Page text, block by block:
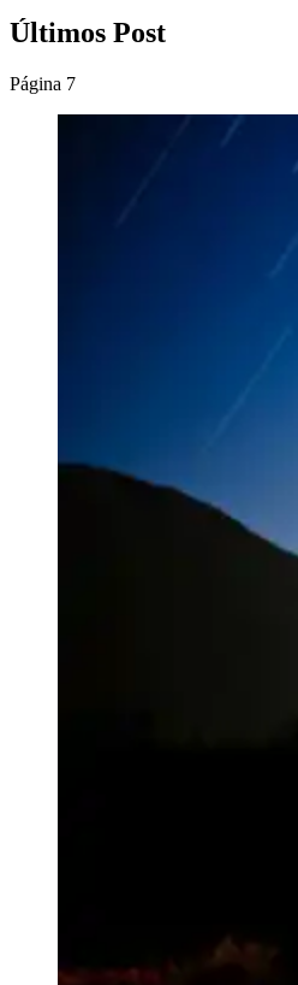
Últimos Post
Página 7